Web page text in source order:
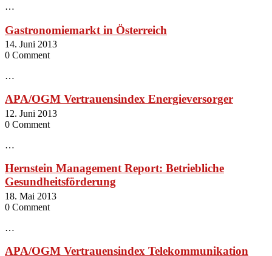
…
Gastronomiemarkt in Österreich
14. Juni 2013
0 Comment
…
APA/OGM Vertrauensindex Energieversorger
12. Juni 2013
0 Comment
…
Hernstein Management Report: Betriebliche
Gesundheitsförderung
18. Mai 2013
0 Comment
…
APA/OGM Vertrauensindex Telekommunikation